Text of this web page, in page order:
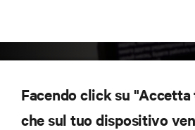
Facendo click su
che sul tuo dispositivo